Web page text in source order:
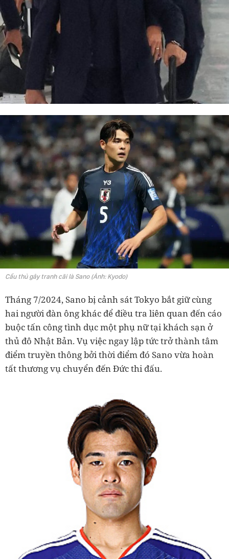
Cầu thủ gây tranh cãi là Sano (Ảnh: Kyodo)
Tháng 7/2024, Sano bị cảnh sát Tokyo bắt giữ cùng
hai người đàn ông khác để điều tra liên quan đến cáo
buộc tấn công tình dục một phụ nữ tại khách sạn ở
thủ đô Nhật Bản. Vụ việc ngay lập tức trở thành tâm
điểm truyền thông bởi thời điểm đó Sano vừa hoàn
tất thương vụ chuyển đến Đức thi đấu.